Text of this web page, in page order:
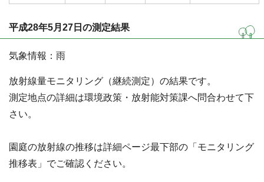
平成28年5月27日の測定結果
気象情報：雨
放射線量モニタリング（継続測定）の結果です。
測定地点の詳細は環境政策・放射能対策課へ問合わせて下
さい。
園庭の放射線の推移は詳細ページ最下部の「モニタリング
推移表」でご確認ください。